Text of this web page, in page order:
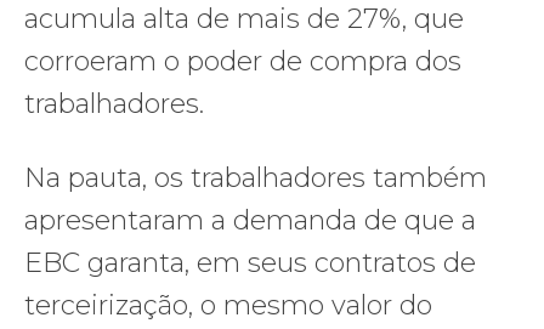
acumula alta de mais de 27%, que
corroeram o poder de compra dos
trabalhadores.
Na pauta, os trabalhadores também
apresentaram a demanda de que a
EBC garanta, em seus contratos de
terceirização, o mesmo valor do